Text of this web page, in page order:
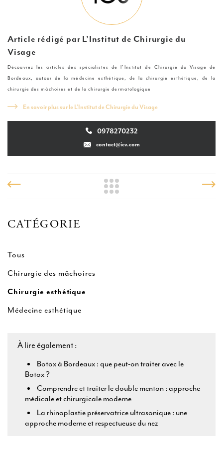
Article rédigé par L’Institut de Chirurgie du
Visage
Découvrez les articles des spécialistes de l’Institut de Chirurgie du Visage de
Bordeaux, autour de la médecine esthétique, de la chirurgie esthétique, de la
chirurgie des mâchoires et de la chirurgie dermatologique
En savoir plus sur le L’Institut de Chirurgie du Visage
0978270232
contact@icv.com
À lire également :
Botox à Bordeaux : que peut-on traiter avec le
Botox ?
Comprendre et traiter le double menton : approche
médicale et chirurgicale moderne
La rhinoplastie préservatrice ultrasonique : une
approche moderne et respectueuse du nez
CATÉGORIE
Tous
Chirurgie des mâchoires
Chirurgie esthétique
Médecine esthétique